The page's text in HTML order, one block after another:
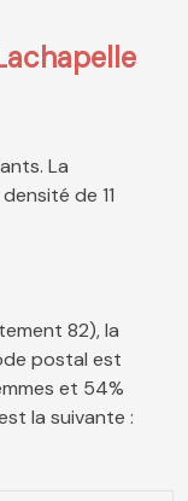
La
de 11
82), la
postal est
et 54%
la suivante :